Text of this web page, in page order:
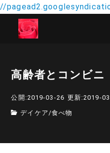
//
高齢者とコンビニ
公開:2019-03-26 更新:2019-
デイケア /食べ物